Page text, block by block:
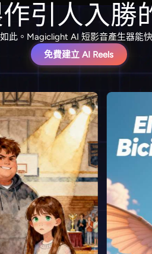
引人入勝
此。Magiclight AI 短影音產生器能
免費建立 AI Reels